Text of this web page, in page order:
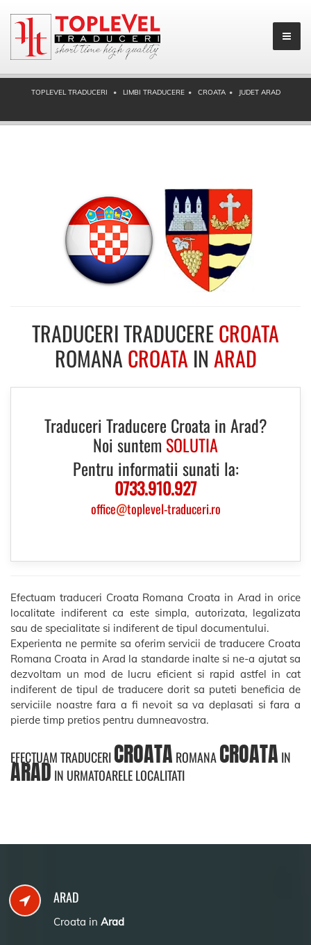
TOPLEVEL TRADUCERI LIMBI TRADUCERE CROATA JUDET ARAD
TRADUCERI TRADUCERECROATA
ROMANA CROATA IN ARAD
Traduceri Traducere Croata in Arad?
Noi suntem SOLUTIA
Pentru informatii sunati la:
0733.910.927
office@toplevel-traduceri.ro
Efectuam traduceri Croata Romana Croata in Arad in orice
localitate indiferent ca este simpla, autorizata, legalizata
sau de specialitate si indiferent de tipul documentului.
Experienta ne permite sa oferim servicii de traducere Croata
Romana Croata in Arad la standarde inalte si ne-a ajutat sa
dezvoltam un mod de lucru eficient si rapid astfel in cat
indiferent de tipul de traducere dorit sa puteti beneficia de
serviciile noastre fara a fi nevoit sa va deplasati si fara a
pierde timp pretios pentru dumneavostra.
EFECTUAM TRADUCERICROATA ROMANACROATA IN
ARADIN URMATOARELE LOCALITATI
ARAD
Croata in Arad